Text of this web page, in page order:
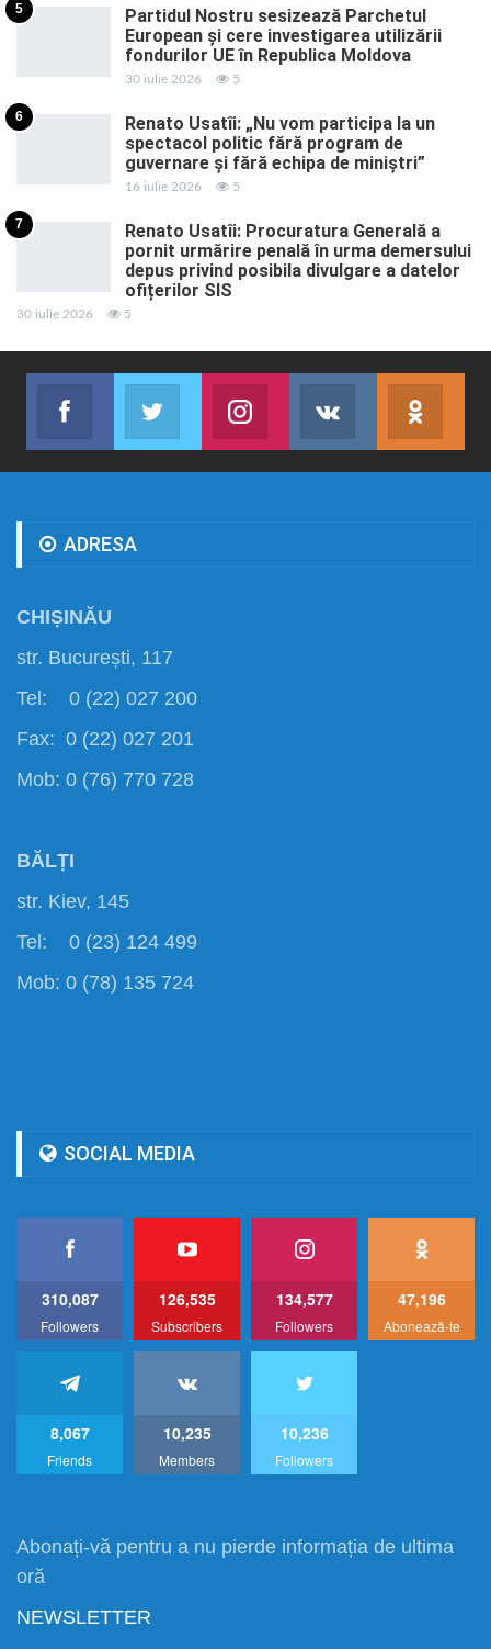
5
Partidul Nostru sesizează Parchetul
European și cere investigarea utilizării
fondurilor UE în Republica Moldova
30 iulie 2026 5
6
Renato Usatîi: „Nu vom participa la un
spectacol politic fără program de
guvernare și fără echipa de miniștri”
16 iulie 2026 5
7
Renato Usatîi: Procuratura Generală a
pornit urmărire penală în urma demersului
depus privind posibila divulgare a datelor
ofițerilor SIS
30 iulie 2026 5
Facebook
Abonează-te
Twitter
Join us on TwitterJoin us on Instagram
Abonează-te
ADRESA
CHIȘINĂU
str. București, 117
Tel: 0 (22) 027 200
Fax: 0 (22) 027 201
Mob: 0 (76) 770 728
BĂLȚI
str. Kiev, 145
Tel: 0 (23) 124 499
Mob: 0 (78) 135 724
SOCIAL MEDIA
310,087
Followers
126,535
Subscribers
134,577
Followers
47,196
Abonează-te
8,067
Friends
10,235
Members
10,236
Followers
Abonați-vă pentru a nu pierde informația de ultima
oră
NEWSLETTER